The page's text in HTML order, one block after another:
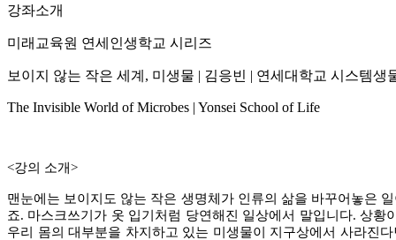
강좌소개
미래교육원 연세인생학교 시리즈
보이지 않는 작은 세계, 미생물 | 김응빈 | 연세대학교 시스템생
The Invisible World of Microbes | Yonsei School of Life
<강의 소개>
맨눈에는 보이지도 않는 작은 생명체가 인류의 삶을 바꾸어놓은
죠. 마스크쓰기가 옷 입기처럼 당연해진 일상에서 말입니다. 상
우리 몸의 대부분을 차지하고 있는 미생물이 지구상에서 사라진